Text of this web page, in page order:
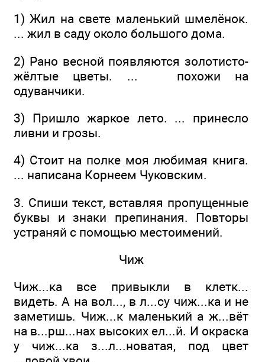
1) Жил на свете маленький шмелёнок.
... жил в саду около большого дома.
2) Рано весной появляются золотисто-
жёлтые цветы. ... похожи на
одуванчики.
3) Пришло жаркое лето. ... принесло
ливни и грозы.
4) Стоит на полке моя любимая книга.
... написана Корнеем Чуковским.
3. Спиши текст, вставляя пропущенные
буквы и знаки препинания. Повторы
устраняй с помощью местоимений.
Чиж
Чиж...ка все привыкли в клетк...
видеть. А на вол..., в л...су чиж...ка и не
заметишь. Чиж...к маленький а ж...вёт
на в...рш...нах высоких ел...й. И окраска
у чиж...ка з...л...новатая, под цвет